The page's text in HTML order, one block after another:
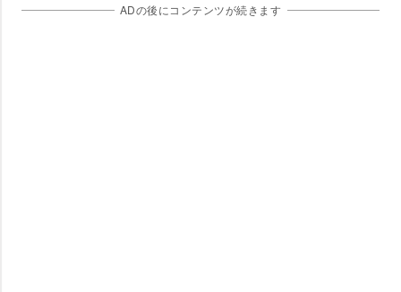
ADの後にコンテンツが続きます